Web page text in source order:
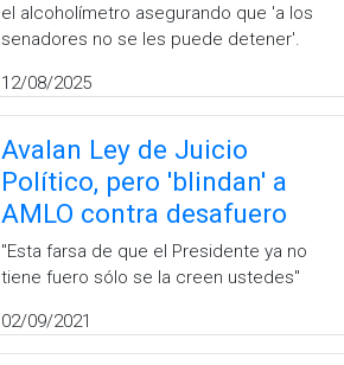
el alcoholímetro asegurando que 'a los
senadores no se les puede detener'.
12/08/2025
Avalan Ley de Juicio
Político, pero 'blindan' a
AMLO contra desafuero
''Esta farsa de que el Presidente ya no
tiene fuero sólo se la creen ustedes''
02/09/2021